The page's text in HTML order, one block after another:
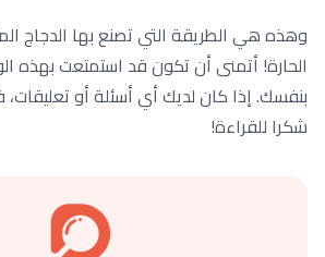
وهذه هي الطريقة التي تصنع بها الدجاج
الحارة! أتمنى أن تكون قد استمتعت بهذه
بنفسك. إذا كان لديك أي أسئلة أو تعليقات،
شكرا للقراءة!